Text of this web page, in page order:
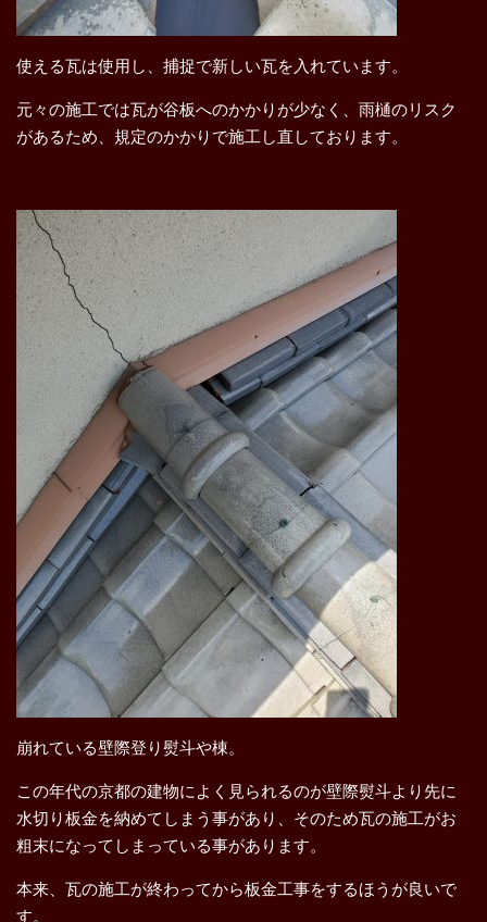
使える瓦は使用し、捕捉で新しい瓦を入れています。
元々の施工では瓦が谷板へのかかりが少なく、雨樋のリスク
があるため、規定のかかりで施工し直しております。
崩れている壁際登り熨斗や棟。
この年代の京都の建物によく見られるのが壁際熨斗より先に
水切り板金を納めてしまう事があり、そのため瓦の施工がお
粗末になってしまっている事があります。
本来、瓦の施工が終わってから板金工事をするほうが良いで
す。